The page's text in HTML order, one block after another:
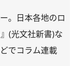
。日本各地のロ
(光文社新書)な
でコラム連載